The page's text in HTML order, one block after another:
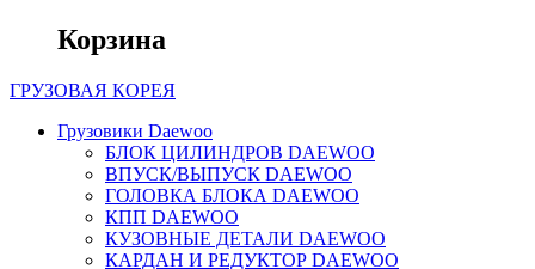
Корзина
ГРУЗОВАЯ КОРЕЯ
Грузовики Daewoo
БЛОК ЦИЛИНДРОВ DAEWOO
ВПУСК/ВЫПУСК DAEWOO
ГОЛОВКА БЛОКА DAEWOO
КПП DAEWOO
КУЗОВНЫЕ ДЕТАЛИ DAEWOO
КАРДАН И РЕДУКТОР DAEWOO